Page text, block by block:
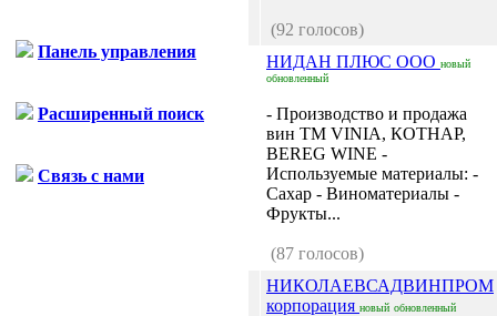
Панель управления
Расширенный поиск
Связь с нами
(92 голосов)
НИДАН ПЛЮС ООО новый
обновленный
- Производство и продажа
вин ТМ VINIA, КОТНАР,
BEREG WINE -
Используемые материалы: -
Сахар - Виноматериалы -
Фрукты...
(87 голосов)
НИКОЛАЕВСАДВИНПРОМ
корпорация новый обновленный